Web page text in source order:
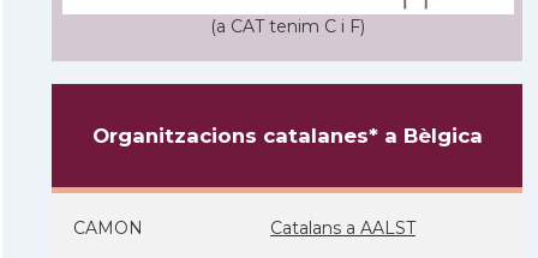
(a CAT tenim C i F)
Organitzacions catalanes* a Bèlgica
CAMON Catalans a AALST